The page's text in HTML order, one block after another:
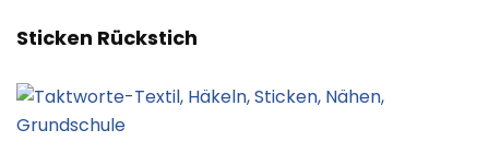
Sticken Rückstich